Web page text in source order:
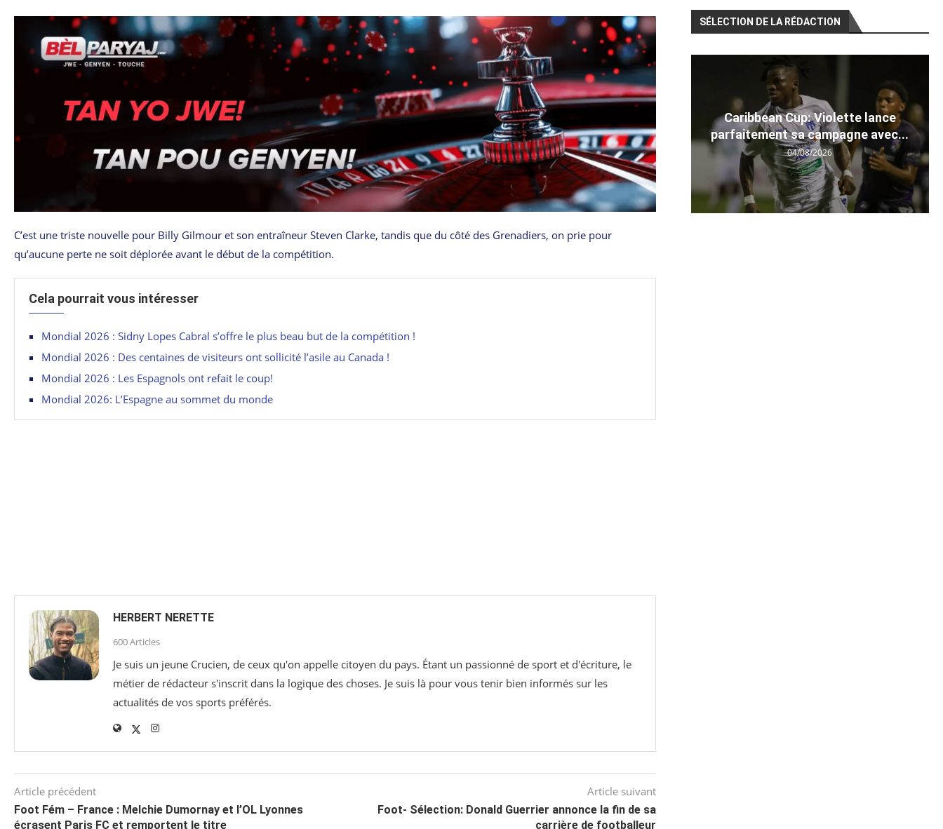
C’est une triste nouvelle pour Billy Gilmour et son entraîneur Steven Clarke, tandis que du côté des Grenadiers, on prie pour
qu’aucune perte ne soit déplorée avant le début de la compétition.
Cela pourrait vous intéresser
Mondial 2026 : Sidny Lopes Cabral s’offre le plus beau but de la compétition !
Mondial 2026 : Des centaines de visiteurs ont sollicité l’asile au Canada !
Mondial 2026 : Les Espagnols ont refait le coup!
Mondial 2026: L’Espagne au sommet du monde
HERBERT NERETTE
600 Articles
Je suis un jeune Crucien, de ceux qu'on appelle citoyen du pays. Étant un passionné de sport et d'écriture, le
métier de rédacteur s'inscrit dans la logique des choses. Je suis là pour vous tenir bien informés sur les
actualités de vos sports préférés.
Article précédent
Foot Fém – France : Melchie Dumornay et l’OL Lyonnes
écrasent Paris FC et remportent le titre
Article suivant
Foot- Sélection: Donald Guerrier annonce la fin de sa
carrière de footballeur
SÉLECTION DE LA RÉDACTION
Caribbean Cup: Violette lance
parfaitement sa campagne avec...
04/08/2026